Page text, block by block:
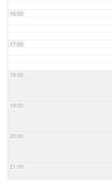
16:00
17:00
18:00
19:00
20:00
21:00